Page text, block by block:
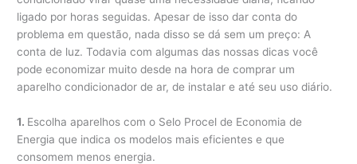
ligado por horas seguidas. Apesar de isso dar conta do
problema em questão, nada disso se dá sem um preço: A
conta de luz. Todavia com algumas das nossas dicas você
pode economizar muito desde na hora de comprar um
aparelho condicionador de ar, de instalar e até seu uso diário.
1. Escolha aparelhos com o Selo Procel de Economia de
Energia que indica os modelos mais eficientes e que
consomem menos energia.